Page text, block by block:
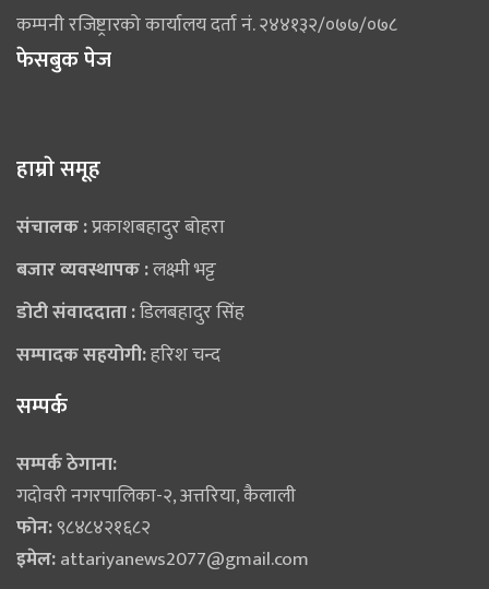
कम्पनी रजिष्ट्रारको कार्यालय दर्ता नं. २४४१३२/०७७/०७८
फेसबुक पेज
हाम्राे समूह
संचालक :प्रकाशबहादुर बोहरा
बजार व्यवस्थापक :लक्ष्मी भट्ट
डोटी संवाददाता :डिलबहादुर सिंह
सम्पादक सहयोगी:हरिश चन्द
सम्पर्क
सम्पर्क ठेगाना:
गदोवरी नगरपालिका-२, अत्तरिया, कैलाली
फोन:९८४८४२१६८२
इमेल:attariyanews2077@gmail.com